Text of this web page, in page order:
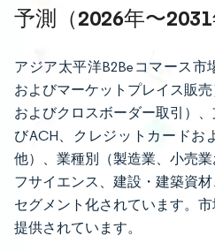
予測（2026年〜2031
アジア太平洋B2Beコマース
およびマーケットプレイス販
およびクロスボーダー取引）
びACH、クレジットカードお
他）、業種別（製造業、小売
フサイエンス、建設・建築資
セグメント化されています。
提供されています。